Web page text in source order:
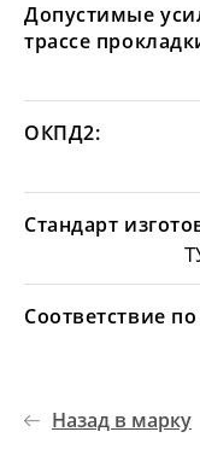
Допустимые
трассе
ОКПД2:
Стандарт
Соответствие
Назад в марку